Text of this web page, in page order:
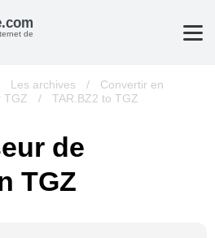
de
Les archives /
Convertir en
TGZ / TAR.BZ2 to TGZ
de
TGZ